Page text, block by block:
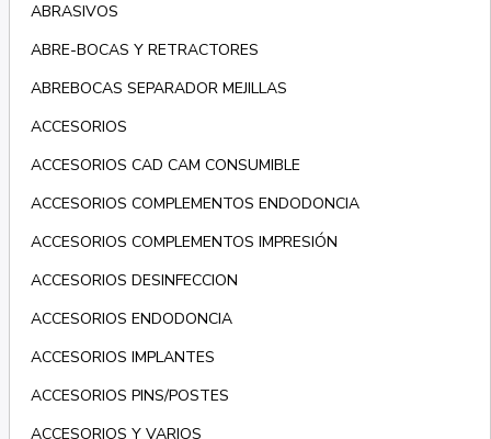
ABRASIVOS
ABRE-BOCAS Y RETRACTORES
ABREBOCAS SEPARADOR MEJILLAS
ACCESORIOS
ACCESORIOS CAD CAM CONSUMIBLE
ACCESORIOS COMPLEMENTOS ENDODONCIA
ACCESORIOS COMPLEMENTOS IMPRESIÓN
ACCESORIOS DESINFECCION
ACCESORIOS ENDODONCIA
ACCESORIOS IMPLANTES
ACCESORIOS PINS/POSTES
ACCESORIOS Y VARIOS